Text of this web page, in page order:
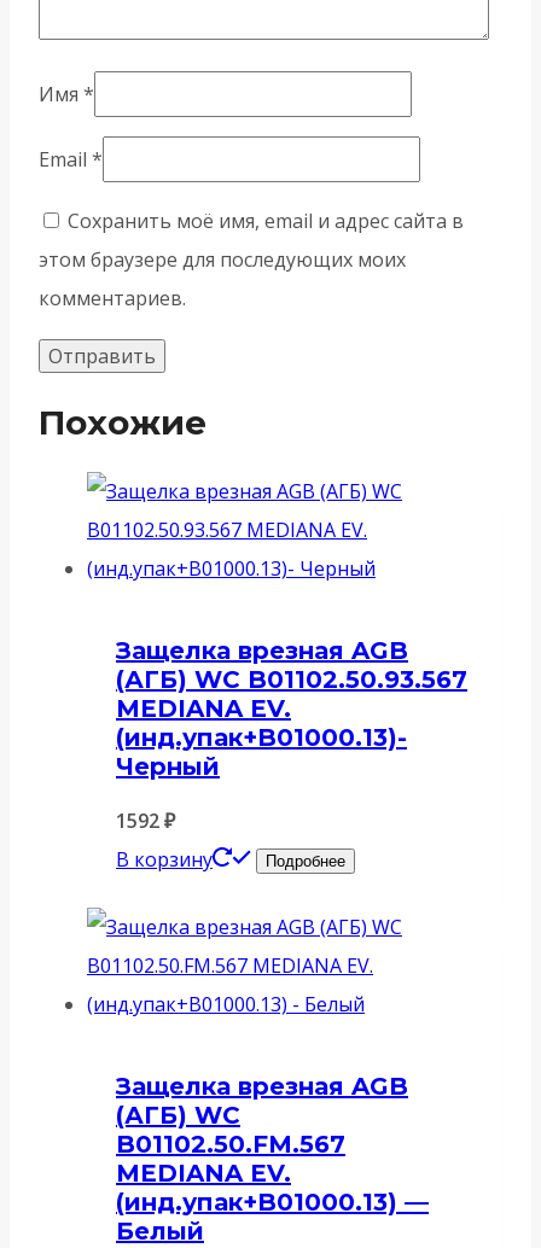
Имя *
Email *
Сохранить моё имя, email и адрес сайта в
этом браузере для последующих моих
комментариев.
Похожие
Защелка врезная AGB
(АГБ) WC B01102.50.93.567
MEDIANA EV.
(инд.упак+B01000.13)-
Черный
1592₽
В корзину
Подробнее
Защелка врезная AGB
(АГБ) WC
B01102.50.FM.567
MEDIANA EV.
(инд.упак+B01000.13) —
Белый